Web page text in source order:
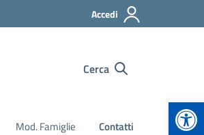
Accedi
Cerca
Mod. Famiglie Contatti